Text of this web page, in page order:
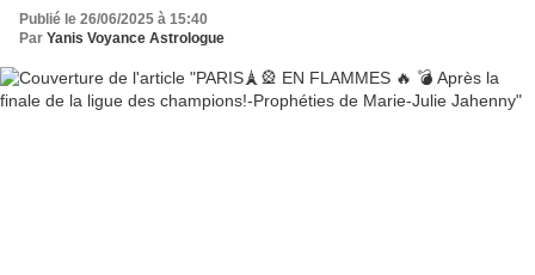
Publié le 26/06/2025 à 15:40
Par Yanis Voyance Astrologue